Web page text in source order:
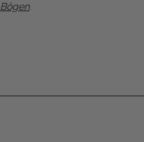
Bögen.